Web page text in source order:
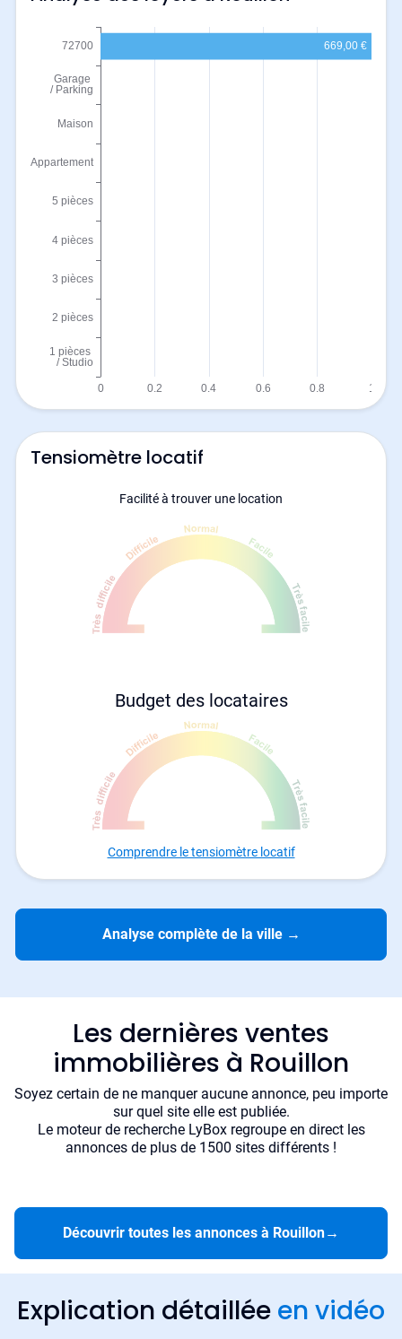
Tensiomètre locatif
Facilité à trouver une location
Budget des locataires
Comprendre le tensiomètre locatif
Analyse complète de la ville →
Les dernières ventes
immobilières à Rouillon
Soyez certain de ne manquer aucune annonce, peu importe
sur quel site elle est publiée.
Le moteur de recherche LyBox regroupe en direct les
annonces de plus de 1500 sites différents !
Découvrir toutes les annonces à Rouillon→
Explication détaillée en vidéo